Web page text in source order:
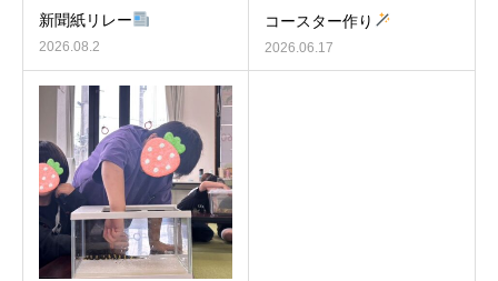
新聞紙リレー
2026.08.2
コースター作り
2026.06.17